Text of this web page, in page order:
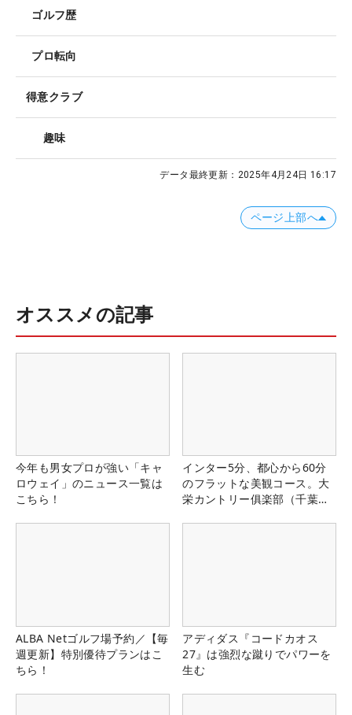
ゴルフ歴
プロ転向
得意クラブ
趣味
データ最終更新： 2025年4月24日 16:17
ページ上部へ
オススメの記事
今年も男女プロが強い「キャ
ロウェイ」のニュース一覧は
こちら！
インター5分、都心から60分
のフラットな美観コース。大
栄カントリー俱楽部（千葉
ALBA Netゴルフ場予約／【毎
週更新】特別優待プランはこ
ちら！
アディダス『コードカオス
27』は強烈な蹴りでパワーを
生む